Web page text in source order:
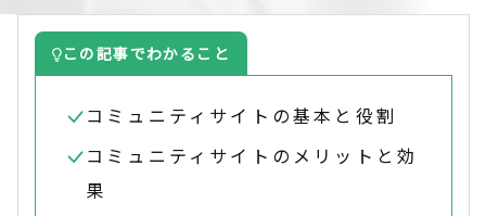
この記事でわかること
コミュニティサイトの基本と役割
コミュニティサイトのメリットと効
果